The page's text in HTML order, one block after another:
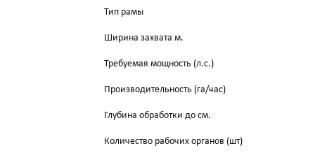
Тип рамы
Ширина захвата м.
Требуемая мощность (л.с.)
Производительность (га/час)
Глубина обработки до см.
Количество рабочих органов (шт)